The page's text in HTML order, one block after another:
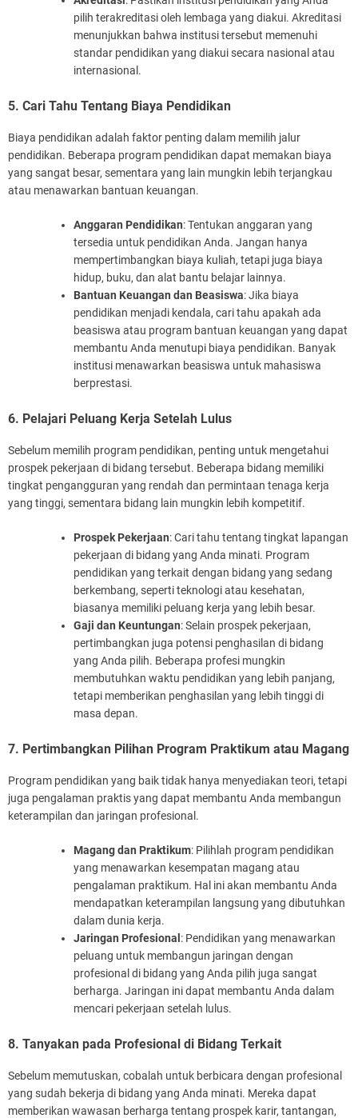
pilih terakreditasi oleh lembaga yang diakui. Akreditasi
menunjukkan bahwa institusi tersebut memenuhi
standar pendidikan yang diakui secara nasional atau
internasional.
5. Cari Tahu Tentang Biaya Pendidikan
Biaya pendidikan adalah faktor penting dalam memilih jalur
pendidikan. Beberapa program pendidikan dapat memakan biaya
yang sangat besar, sementara yang lain mungkin lebih terjangkau
atau menawarkan bantuan keuangan.
Anggaran Pendidikan: Tentukan anggaran yang
tersedia untuk pendidikan Anda. Jangan hanya
mempertimbangkan biaya kuliah, tetapi juga biaya
hidup, buku, dan alat bantu belajar lainnya.
Bantuan Keuangan dan Beasiswa: Jika biaya
pendidikan menjadi kendala, cari tahu apakah ada
beasiswa atau program bantuan keuangan yang dapat
membantu Anda menutupi biaya pendidikan. Banyak
institusi menawarkan beasiswa untuk mahasiswa
berprestasi.
6. Pelajari Peluang Kerja Setelah Lulus
Sebelum memilih program pendidikan, penting untuk mengetahui
prospek pekerjaan di bidang tersebut. Beberapa bidang memiliki
tingkat pengangguran yang rendah dan permintaan tenaga kerja
yang tinggi, sementara bidang lain mungkin lebih kompetitif.
Prospek Pekerjaan: Cari tahu tentang tingkat lapangan
pekerjaan di bidang yang Anda minati. Program
pendidikan yang terkait dengan bidang yang sedang
berkembang, seperti teknologi atau kesehatan,
biasanya memiliki peluang kerja yang lebih besar.
Gaji dan Keuntungan: Selain prospek pekerjaan,
pertimbangkan juga potensi penghasilan di bidang
yang Anda pilih. Beberapa profesi mungkin
membutuhkan waktu pendidikan yang lebih panjang,
tetapi memberikan penghasilan yang lebih tinggi di
masa depan.
7. Pertimbangkan Pilihan Program Praktikum atau Magang
Program pendidikan yang baik tidak hanya menyediakan teori, tetapi
juga pengalaman praktis yang dapat membantu Anda membangun
keterampilan dan jaringan profesional.
Magang dan Praktikum: Pilihlah program pendidikan
yang menawarkan kesempatan magang atau
pengalaman praktikum. Hal ini akan membantu Anda
mendapatkan keterampilan langsung yang dibutuhkan
dalam dunia kerja.
Jaringan Profesional : Pendidikan yang menawarkan
peluang untuk membangun jaringan dengan
profesional di bidang yang Anda pilih juga sangat
berharga. Jaringan ini dapat membantu Anda dalam
mencari pekerjaan setelah lulus.
8. Tanyakan pada Profesional di Bidang Terkait
Sebelum memutuskan, cobalah untuk berbicara dengan profesional
yang sudah bekerja di bidang yang Anda minati. Mereka dapat
memberikan wawasan berharga tentang prospek karir, tantangan,